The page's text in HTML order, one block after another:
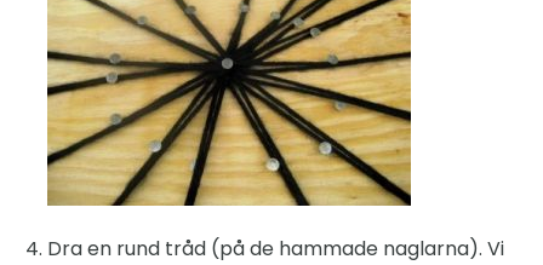
Dra en rund tråd (på de hammade naglarna). Vi